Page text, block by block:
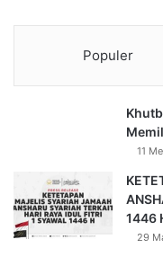
Populer
11
1446
29